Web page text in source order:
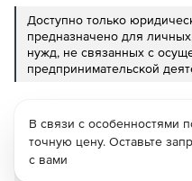
Доступно только
предназначено для
нужд, не связанных с
предпринимательской
В связи с особенностями
точную цену. Оставьте
с вами